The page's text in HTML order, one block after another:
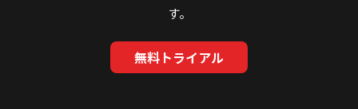
す。
無料トライアル